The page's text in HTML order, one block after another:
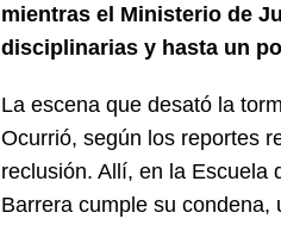
mientras el Ministerio de
disciplinarias y hasta un
La escena que desató la
Ocurrió, según los reportes
reclusión. Allí, en la Escuela
Barrera cumple su